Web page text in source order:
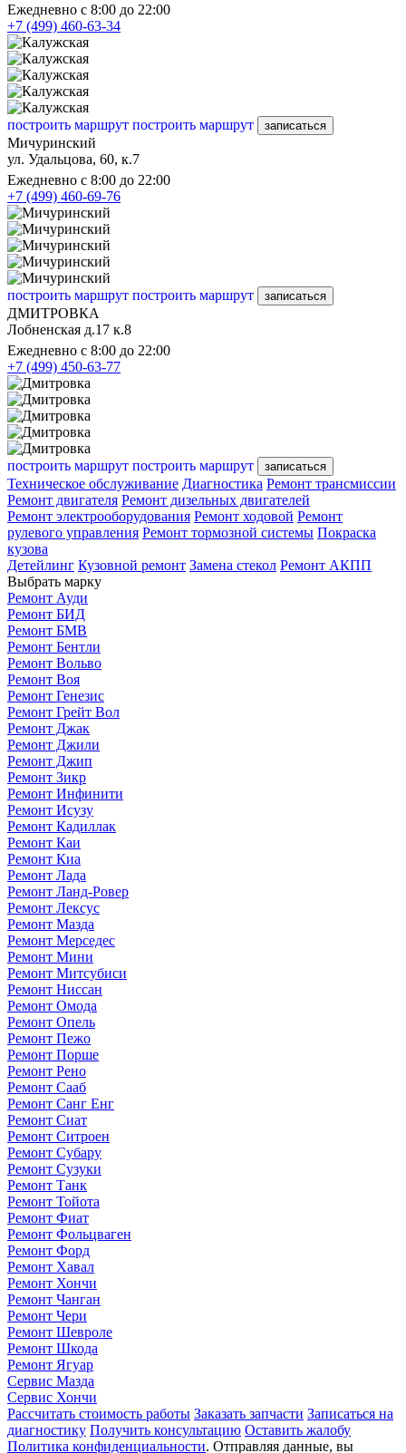
Ежедневно с 8:00 до 22:00
+7 (499) 460-63-34
построить маршрут построить маршрут записаться
Мичуринский
ул. Удальцова, 60, к.7
Ежедневно с 8:00 до 22:00
+7 (499) 460-69-76
построить маршрут построить маршрут записаться
ДМИТРОВКА
Лобненская д.17 к.8
Ежедневно с 8:00 до 22:00
+7 (499) 450-63-77
построить маршрут построить маршрут записаться
Техническое обслуживание Диагностика Ремонт трансмиссии
Ремонт двигателя Ремонт дизельных двигателей
Ремонт электрооборудования Ремонт ходовой Ремонт
рулевого управления Ремонт тормозной системы Покраска
кузова
Детейлинг Кузовной ремонт Замена стекол Ремонт АКПП
Выбрать марку
Ремонт Ауди
Ремонт БИД
Ремонт БМВ
Ремонт Бентли
Ремонт Вольво
Ремонт Воя
Ремонт Генезис
Ремонт Грейт Вол
Ремонт Джак
Ремонт Джили
Ремонт Джип
Ремонт Зикр
Ремонт Инфинити
Ремонт Исузу
Ремонт Кадиллак
Ремонт Каи
Ремонт Киа
Ремонт Лада
Ремонт Ланд-Ровер
Ремонт Лексус
Ремонт Мазда
Ремонт Мерседес
Ремонт Мини
Ремонт Митсубиси
Ремонт Ниссан
Ремонт Омода
Ремонт Опель
Ремонт Пежо
Ремонт Порше
Ремонт Рено
Ремонт Сааб
Ремонт Санг Енг
Ремонт Сиат
Ремонт Ситроен
Ремонт Субару
Ремонт Сузуки
Ремонт Танк
Ремонт Тойота
Ремонт Фиат
Ремонт Фольцваген
Ремонт Форд
Ремонт Хавал
Ремонт Хончи
Ремонт Чанган
Ремонт Чери
Ремонт Шевроле
Ремонт Шкода
Ремонт Ягуар
Сервис Мазда
Сервис Хончи
Рассчитать стоимость работы Заказать запчасти Записаться на
диагностику Получить консультацию Оставить жалобу
Политика конфиденциальности. Отправляя данные, вы